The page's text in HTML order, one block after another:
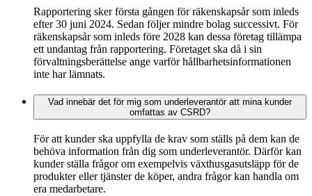
Rapportering sker första gången för räkenskapsår som inleds
efter 30 juni 2024. Sedan följer mindre bolag successivt. För
räkenskapsår som inleds före 2028 kan dessa företag tillämpa
ett undantag från rapportering. Företaget ska då i sin
förvaltningsberättelse ange varför hållbarhetsinformationen
inte har lämnats.
Vad innebär det för mig som underleverantör att mina kunder
omfattas av CSRD?
För att kunder ska uppfylla de krav som ställs på dem kan de
behöva information från dig som underleverantör. Därför kan
kunder ställa frågor om exempelvis växthusgasutsläpp för de
produkter eller tjänster de köper, andra frågor kan handla om
era medarbetare.